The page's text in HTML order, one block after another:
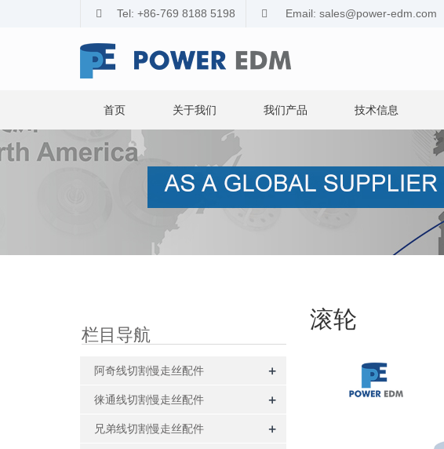
Tel: +86-769 8188 5198 Email: sales@power-edm.com
首页 关于我们 我们产品 技术信息
滚轮
栏目导航
阿奇线切割慢走丝配件 +
徕通线切割慢走丝配件 +
兄弟线切割慢走丝配件 +